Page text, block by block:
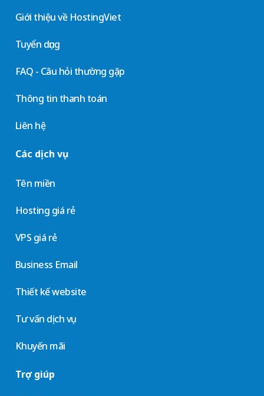
Giới thiệu về HostingViet
Tuyển dụng
FAQ - Câu hỏi thường gặp
Thông tin thanh toán
Liên hệ
Các dịch vụ
Tên miền
Hosting giá rẻ
VPS giá rẻ
Business Email
Thiết kế website
Tư vấn dịch vụ
Khuyến mãi
Trợ giúp